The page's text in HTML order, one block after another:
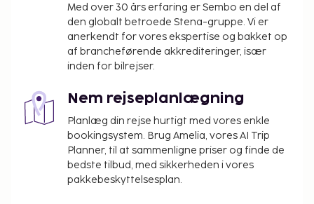
pool, en vandrutsjebane og et fitnesscenter. Dette
resort tilbyder desuden gratis trådløs
internetadgang, concierge-tjenester og babysitning
(tillægsgebyr). Spis dig mæt i internationale retter
2 restauranter, eller bliv på værelset, og nyd godt af
roomservice døgnet rundt. Du kan også købe en
snack på stedets kaffebar/café. Slut dagen af med
en drink i baren/loungen or baren ved poolen.
Morgenmadsbuffet tilbydes mod gebyr dagligt fra
kl. 07.00 til kl. 11.00.
Med over 30 års erfaring er Sembo en del af
den globalt betroede Stena-gruppe. Vi er
anerkendt for vores ekspertise og bakket op
af brancheførende akkrediteringer, især
inden for bilrejser.
Nem rejseplanlægning
Planlæg din rejse hurtigt med vores enkle
bookingsystem. Brug Amelia, vores AI Trip
Planner, til at sammenligne priser og finde de
bedste tilbud, med sikkerheden i vores
pakkebeskyttelsesplan.